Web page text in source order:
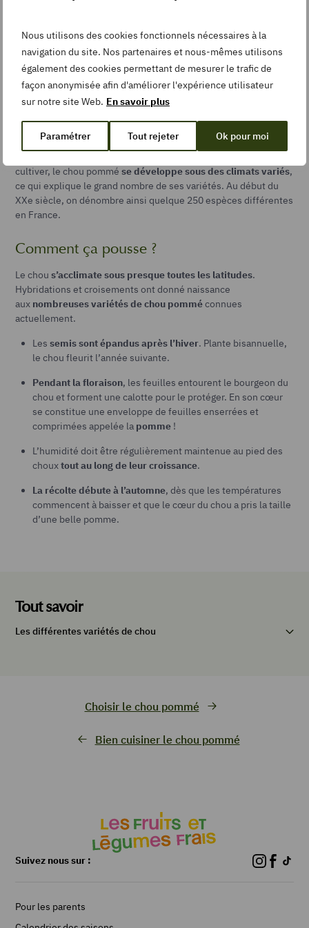
Nous utilisons des cookies fonctionnels nécessaires à la
navigation du site. Nos partenaires et nous-mêmes utilisons
également des cookies permettant de mesurer le trafic de
façon anonymisée afin d'améliorer l'expérience utilisateur
sur notre site Web. En savoir plus
Paramétrer Tout rejeter Ok pour moi
Un peu d’histoire
Présent depuis des millénaires, le chou a toujours tenu une
grande place dans l’alimentation de l’homme.
Lespremières traces du chou pommé dans
majeure dans l’alimentation des Français
remonte au Moyen
cultiver, le chou pommé se développe sous des climats variés,
ce qui explique le grand nombre de ses variétés. Au début du
XXe siècle, on dénombre ainsi quelque 250 espèces différentes
en France.
Comment ça pousse ?
Le chou s’acclimate sous presque toutes les latitudes.
Hybridations et croisements ont donné naissance
aux nombreuses variétés de chou pomméconnues
actuellement.
Les semis sont épandus après l’hiver. Plante bisannuelle,
le chou fleurit l’année suivante.
Pendant la floraison, les feuilles entourent le bourgeon du
chou et forment une calotte pour le protéger. En son cœur
se constitue une enveloppe de feuilles enserrées et
comprimées appelée la pomme !
L’humidité doit être régulièrement maintenue au pied des
chouxtout au long de leur croissance.
La récolte débute à l’automne, dès que les températures
commencent à baisser et que le cœur du chou a pris la taille
d’une belle pomme.
Tout savoir
Les différentes variétés de chou
Bien cuisiner le chou pommé
Choisir le chou pommé
Suivez nous sur :
Pour les parents